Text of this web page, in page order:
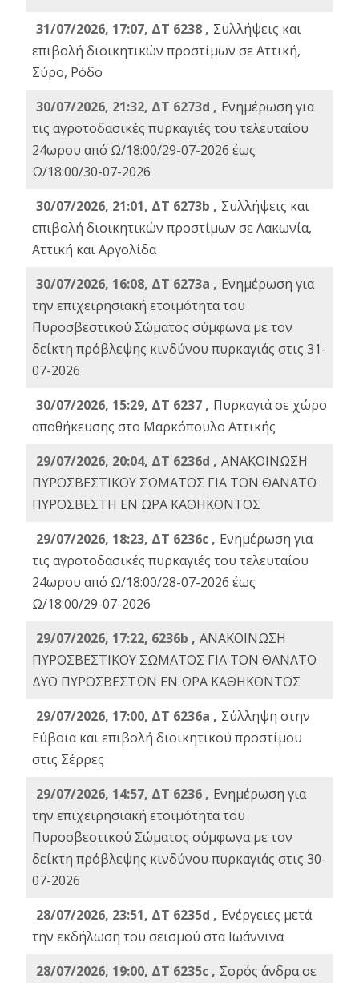
31/07/2026, 17:07, ΔΤ 6238 , Συλλήψεις και
επιβολή διοικητικών προστίμων σε Αττική,
Σύρο, Ρόδο
30/07/2026, 21:32, ΔΤ 6273d , Ενημέρωση για
τις αγροτοδασικές πυρκαγιές του τελευταίου
24ωρου από Ω/18:00/29-07-2026 έως
Ω/18:00/30-07-2026
30/07/2026, 21:01, ΔΤ 6273b , Συλλήψεις και
επιβολή διοικητικών προστίμων σε Λακωνία,
Αττική και Αργολίδα
30/07/2026, 16:08, ΔΤ 6273a , Ενημέρωση για
την επιχειρησιακή ετοιμότητα του
Πυροσβεστικού Σώματος σύμφωνα με τον
δείκτη πρόβλεψης κινδύνου πυρκαγιάς στις 31-
07-2026
30/07/2026, 15:29, ΔΤ 6237 , Πυρκαγιά σε χώρο
αποθήκευσης στο Μαρκόπουλο Αττικής
29/07/2026, 20:04, ΔΤ 6236d , ΑΝΑΚΟΙΝΩΣΗ
ΠΥΡΟΣΒΕΣΤΙΚΟΥ ΣΩΜΑΤΟΣ ΓΙΑ ΤΟΝ ΘΑΝΑΤΟ
ΠΥΡΟΣΒΕΣΤΗ ΕΝ ΩΡΑ ΚΑΘΗΚΟΝΤΟΣ
29/07/2026, 18:23, ΔΤ 6236c , Ενημέρωση για
τις αγροτοδασικές πυρκαγιές του τελευταίου
24ωρου από Ω/18:00/28-07-2026 έως
Ω/18:00/29-07-2026
29/07/2026, 17:22, 6236b , ΑΝΑΚΟΙΝΩΣΗ
ΠΥΡΟΣΒΕΣΤΙΚΟΥ ΣΩΜΑΤΟΣ ΓΙΑ ΤΟΝ ΘΑΝΑΤΟ
ΔΥΟ ΠΥΡΟΣΒΕΣΤΩΝ ΕΝ ΩΡΑ ΚΑΘΗΚΟΝΤΟΣ
29/07/2026, 17:00, ΔΤ 6236a , Σύλληψη στην
Εύβοια και επιβολή διοικητικού προστίμου
στις Σέρρες
29/07/2026, 14:57, ΔΤ 6236 , Ενημέρωση για
την επιχειρησιακή ετοιμότητα του
Πυροσβεστικού Σώματος σύμφωνα με τον
δείκτη πρόβλεψης κινδύνου πυρκαγιάς στις 30-
07-2026
28/07/2026, 23:51, ΔΤ 6235d , Ενέργειες μετά
την εκδήλωση του σεισμού στα Ιωάννινα
28/07/2026, 19:00, ΔΤ 6235c , Σορός άνδρα σε